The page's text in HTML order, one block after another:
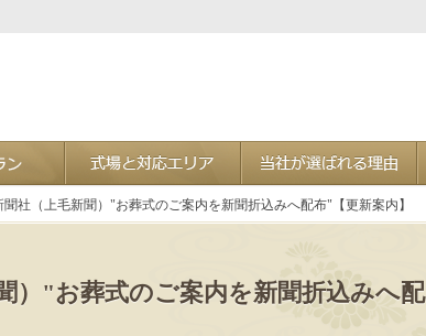
）"お葬式のご案内を新聞折込みへ配
聞社（上毛新聞）"お葬式のご案内を新聞折込みへ配布"【更新案内】